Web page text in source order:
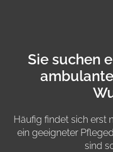
Sie suchen
Häufig findet sich erst
ein geeigneter
sind